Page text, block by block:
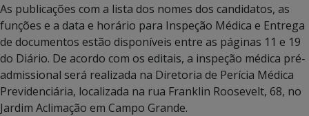
As publicações com a lista dos nomes dos candidatos, as
funções e a data e horário para Inspeção Médica e Entrega
de documentos estão disponíveis entre as páginas 11 e 19
do Diário. De acordo com os editais, a inspeção médica pré-
admissional será realizada na Diretoria de Perícia Médica
Previdenciária, localizada na rua Franklin Roosevelt, 68, no
Jardim Aclimação em Campo Grande.